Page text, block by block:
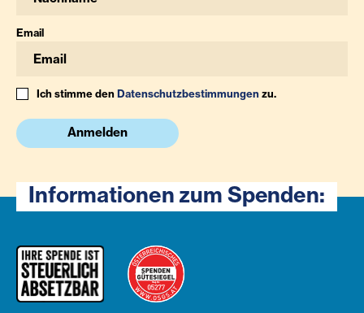
Email
Ich stimme denDatenschutzbestimmungenzu.
Anmelden
Informationen zum Spenden: